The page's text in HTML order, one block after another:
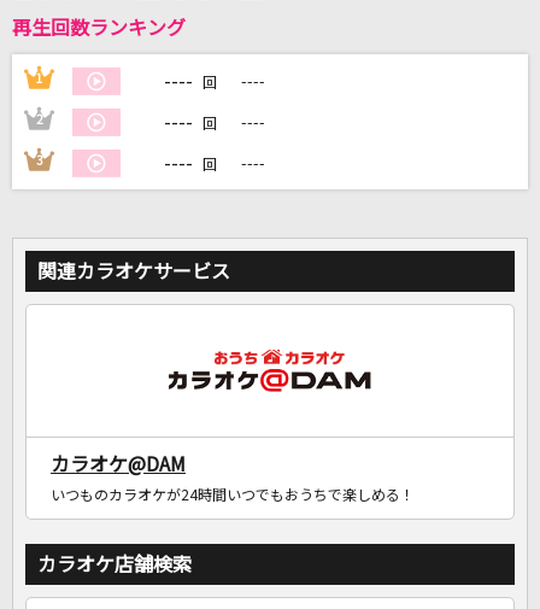
再生回数ランキング
1 ---- 回 ----
2 ---- 回 ----
3 ---- 回 ----
関連カラオケサービス
カラオケ@DAM
いつものカラオケが24時間いつでもおうちで楽しめる！
カラオケ店舗検索